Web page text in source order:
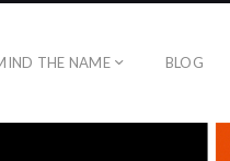
THE NAME BLOG